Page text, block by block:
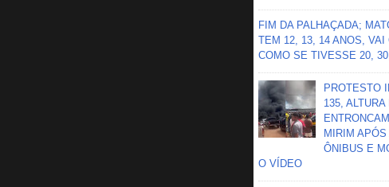
FIM DA PALHAÇADA;
TEM 12, 13, 14 ANOS, VAI
COMO SE TIVESSE 20,
PROTESTO
135,
MIRIM
ÔNIBUS E
O VÍDEO